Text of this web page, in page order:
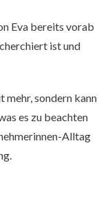
Eva bereits vorab
ist und
mehr, sondern kann
es zu beachten
Alltag